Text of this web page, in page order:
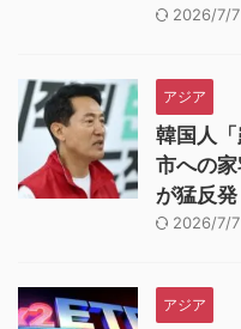
2026/7/7
アジア
韓国人
市への
が猛反発
2026/7/7
アジア